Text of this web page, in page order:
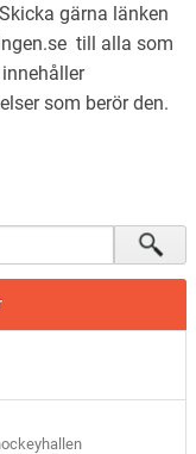
gärna länken
till alla som
som berör den.